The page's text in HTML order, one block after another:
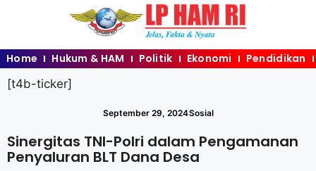
Home Hukum & HAM Politik Ekonomi
Pendidikan
[t4b-ticker]
September 29, 2024Sosial
Sinergitas TNI-Polri dalam Pengamanan
Penyaluran BLT Dana Desa